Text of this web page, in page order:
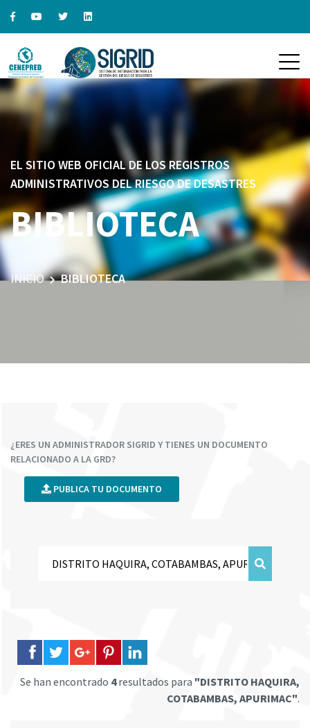
EL SITIO WEB OFICIAL DE LOS REGISTROS
ADMINISTRATIVOS DEL RIESGO DE DESASTRES
BIBLIOTECA
INICIO BIBLIOTECA
¿ERES UN ADMINISTRADOR SIGRID Y TIENES UN DOCUMENTO
RELACIONADO A LA GRD?
PUBLICA TU DOCUMENTO
Se han encontrado 4resultados para "DISTRITO HAQUIRA,
COTABAMBAS, APURIMAC".